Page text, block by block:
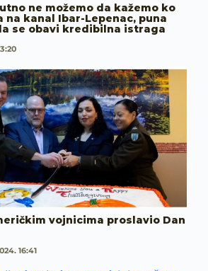
ne možemo da kažemo ko
na kanal Ibar-Lepenac, puna
se obavi kredibilna istraga
vojnicima proslavio Dan
16:41